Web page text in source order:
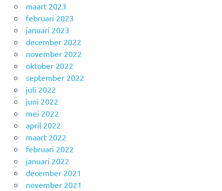
maart 2023
februari 2023
januari 2023
december 2022
november 2022
oktober 2022
september 2022
juli 2022
juni 2022
mei 2022
april 2022
maart 2022
februari 2022
januari 2022
december 2021
november 2021